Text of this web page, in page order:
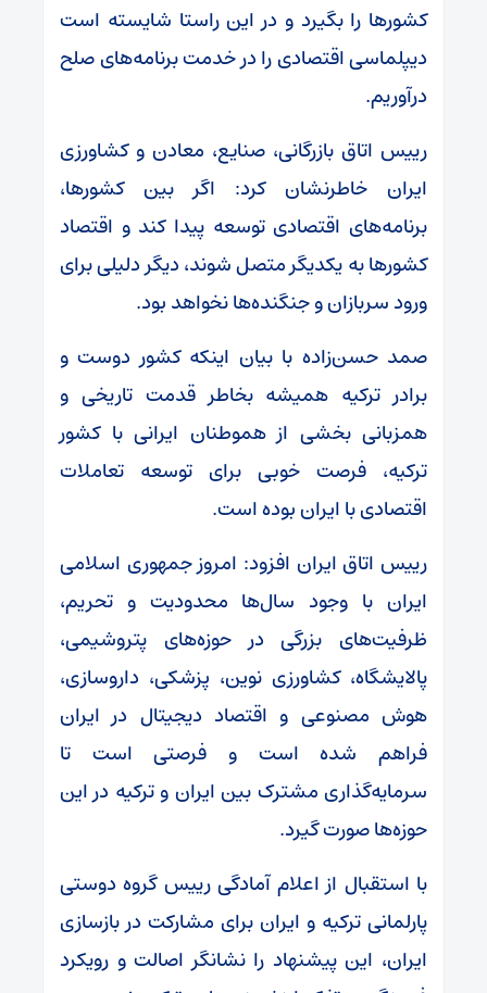
کشور‌ها را بگیرد و در این راستا شایسته است
دیپلماسی اقتصادی را در خدمت برنامه‌های صلح
درآوریم.
رییس اتاق بازرگانی، صنایع، معادن و کشاورزی
ایران خاطرنشان کرد: اگر بین کشورها،
برنامه‌های اقتصادی توسعه پیدا کند و اقتصاد
کشور‌ها به یکدیگر متصل شوند، دیگر دلیلی برای
ورود سربازان و جنگنده‌ها نخواهد بود.
صمد حسن‌زاده با بیان اینکه کشور دوست و
برادر ترکیه همیشه بخاطر قدمت تاریخی و
همزبانی بخشی از هموطنان ایرانی با کشور
ترکیه، فرصت خوبی برای توسعه تعاملات
اقتصادی با ایران بوده است.
رییس اتاق ایران افزود: امروز جمهوری اسلامی
ایران با وجود سال‌ها محدودیت و تحریم،
ظرفیت‌های بزرگی در حوزه‌های پتروشیمی،
پالایشگاه، کشاورزی نوین، پزشکی، داروسازی،
هوش مصنوعی و اقتصاد دیجیتال در ایران
فراهم شده است و فرصتی است تا
سرمایه‌گذاری مشترک بین ایران و ترکیه در این
حوزه‌ها صورت گیرد.
با استقبال از اعلام آمادگی رییس گروه دوستی
پارلمانی ترکیه و ایران برای مشارکت در بازسازی
ایران، این پیشنهاد را نشانگر اصالت و رویکرد